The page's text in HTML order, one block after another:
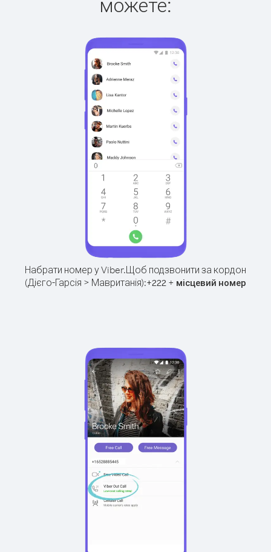
Набрати номер у Viber.Щоб подзвонити за кордон
(Дієго-Гарсія > Мавританія):+222 + місцевий номер